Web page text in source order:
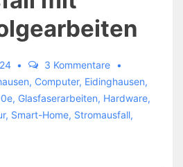
3 Kommentare
, Computer, Eidinghausen,
, Glasfaserarbeiten, Hardware,
, Smart-Home, Stromausfall,